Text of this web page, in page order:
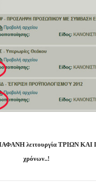
λειτουργία ΤΡΙΩΝ
χρόνων..!